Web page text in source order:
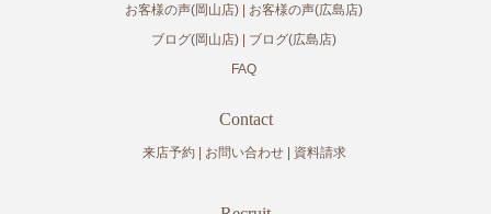
お客様の声(岡山店)
お客様の声(広島店)
ブログ(岡山店)
ブログ(広島店)
FAQ
Contact
来店予約 お問い合わせ 資料請求